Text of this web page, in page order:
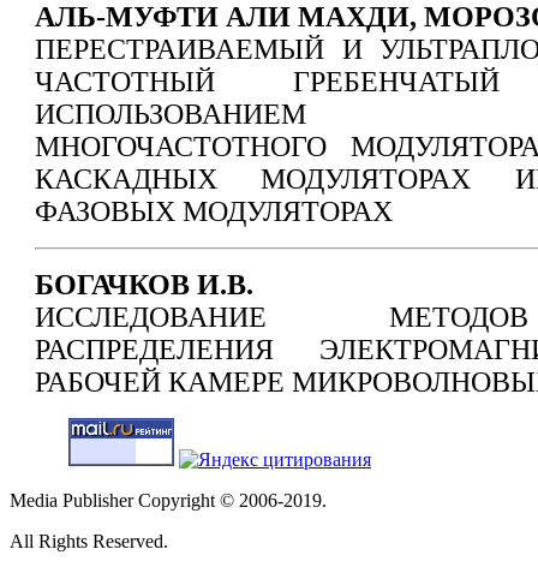
АЛЬ-МУФТИ АЛИ МАХДИ,
ПЕРЕСТРАИВАЕМЫЙ И
ЧАСТОТНЫЙ
ИСПОЛЬЗОВАНИЕМ
МНОГОЧАСТОТНОГО
КАСКАДНЫХ МОДУЛЯТОРАХ
ФАЗОВЫХ МОДУЛЯТОРАХ
БОГАЧКОВ И.В.
ИССЛЕДОВАНИЕ
РАСПРЕДЕЛЕНИЯ
РАБОЧЕЙ КАМЕРЕ
Media Publisher Copyright © 2006-2019.
All Rights Reserved.